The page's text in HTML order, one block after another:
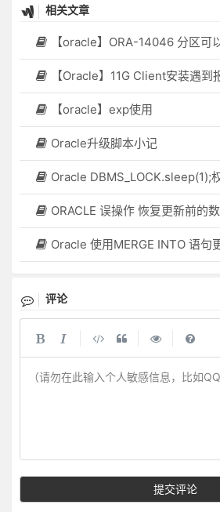
相关文章
【oracle】ORA-14046 分区可以刚好分成
【Oracle】11G Client安装遇到报错 INS-30131] 执行安装程序验证
【oracle】exp使用
Oracle升级脚本小记
Oracle DBMS_LOCK.sleep(1);
ORACLE 误操作 恢复更新前的
Oracle 使用MERGE INTO 语句
评论
（请勿在此输入个人敏感信息，比如
提交评论